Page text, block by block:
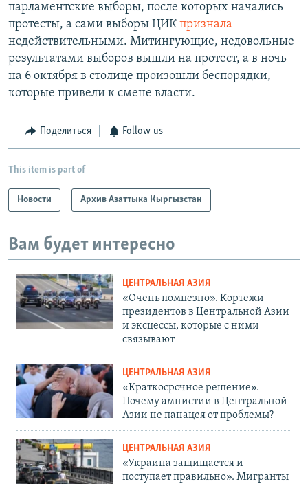
парламентские выборы, после которых начались
протесты, а сами выборы ЦИКпризнала
недействительными. Митингующие, недовольные
результатами выборов вышли на протест, а в ночь
на 6 октября в столице произошли беспорядки,
которые привели к смене власти.
Поделиться Follow us
This item is part of
Новости Архив Азаттыка Кыргызстан
Вам будет интересно
ЦЕНТРАЛЬНАЯ АЗИЯ
«Очень помпезно». Кортежи
президентов в Центральной Азии
и эксцессы, которые с ними
связывают
ЦЕНТРАЛЬНАЯ АЗИЯ
«Краткосрочное решение».
Почему амнистии в Центральной
Азии не панацея от проблемы?
ЦЕНТРАЛЬНАЯ АЗИЯ
«Украина защищается и
поступает правильно». Мигранты